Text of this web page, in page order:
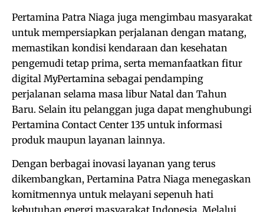
Pertamina Patra Niaga juga mengimbau masyarakat
untuk mempersiapkan perjalanan dengan matang,
memastikan kondisi kendaraan dan kesehatan
pengemudi tetap prima, serta memanfaatkan fitur
digital MyPertamina sebagai pendamping
perjalanan selama masa libur Natal dan Tahun
Baru. Selain itu pelanggan juga dapat menghubungi
Pertamina Contact Center 135 untuk informasi
produk maupun layanan lainnya.
Dengan berbagai inovasi layanan yang terus
dikembangkan, Pertamina Patra Niaga menegaskan
komitmennya untuk melayani sepenuh hati